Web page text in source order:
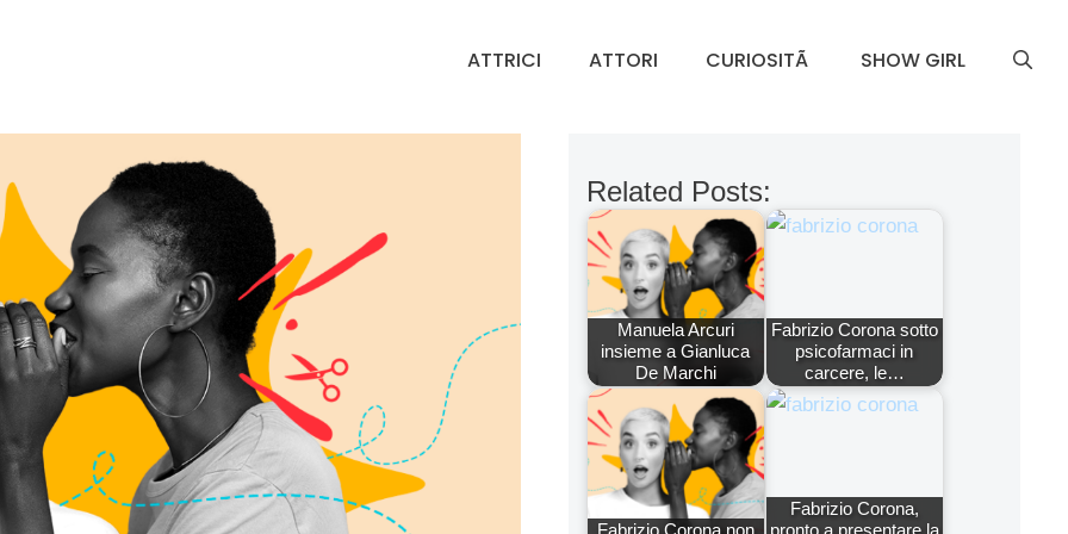
ATTRICI ATTORI CURIOSITÃ SHOW GIRL
Related Posts:
Manuela Arcuri
insieme a Gianluca
De Marchi
Fabrizio Corona sotto
psicofarmaci in
carcere, le…
Fabrizio Corona,